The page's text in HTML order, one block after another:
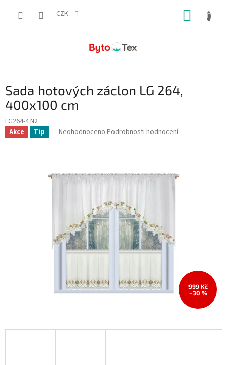
CZK
Sada hotových záclon LG 264,
400x100 cm
LG264-4 N2
Akce Tip
Průměrné
Neohodnoceno Podrobnosti hodnocení
999 Kč
–30 %